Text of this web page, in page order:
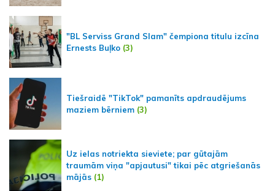
"BL Serviss Grand Slam" čempiona titulu izcīna
Ernests Buļko (3)
Tiešraidē "TikTok" pamanīts apdraudējums
maziem bērniem (3)
Uz ielas notriekta sieviete; par gūtajām
traumām viņa "apjautusi" tikai pēc atgriešanās
mājās (1)